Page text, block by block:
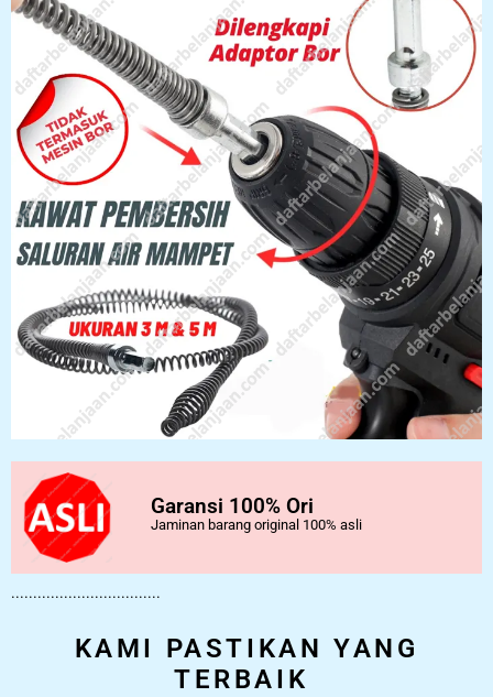
Garansi 100% Ori
Jaminan barang original 100% asli
..................................
KAMI PASTIKAN YANG
TERBAIK